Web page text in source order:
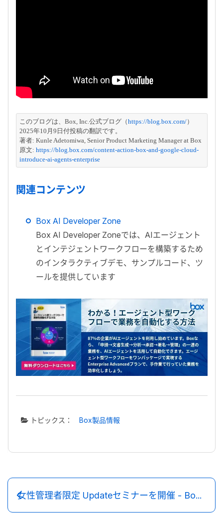
このブログは、Box, Inc.公式ブログ（https://blog.box.com/）
2025年10月9日付投稿の翻訳です。
著者: Kunle Adetomiwa, Senior Product Marketing Manager at Box
原文: https://blog.box.com/content-action-box-and-google-cloud-
introduce-ai-agents-enterprise
関連コンテンツ
Box AI Developer Zone
Box AI Developer Zoneでは、AIエージェント
とインテジェントワークフローを構築するため
のインタラクティブデモ、サンプルコード、ツ
ールを提供しています
トピックス： Box製品情報
女性管理者限定 Updateセミナーを開催 - Box Women's Network 活動レポート